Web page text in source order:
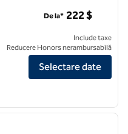
by Hilton Diplomat Beach
De la* 222 $
Include taxe
Reducere Honors nerambursabilă
Selectare date